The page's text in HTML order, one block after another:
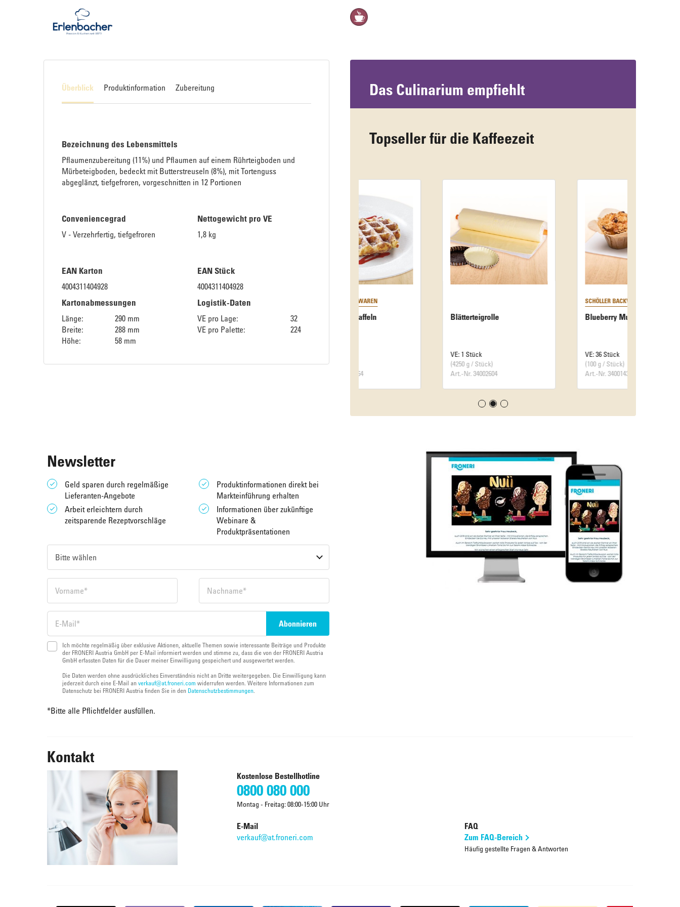
Überblick Produktinformation Zubereitung
Bezeichnung des Lebensmittels
Pflaumenzubereitung (11%) und Pflaumen auf einem Rührteigboden und
Mürbeteigboden, bedeckt mit Butterstreuseln (8%), mit Tortenguss
abgeglänzt, tiefgefroren, vorgeschnitten in 12 Portionen
Conveniencegrad
V - Verzehrfertig, tiefgefroren
Nettogewicht pro VE
1,8 kg
EAN Karton
4004311404928
EAN Stück
4004311404928
Kartonabmessungen
Länge:
290 mm
Breite:
288 mm
Höhe:
58 mm
Logistik-Daten
VE pro Lage:
32
VE pro Palette:
224
Das Culinarium empfiehlt
Topseller für die Kaffeezeit
Newsletter
Geld sparen durch regelmäßige
Lieferanten-Angebote
Produktinformationen direkt bei
Markteinführung erhalten
Arbeit erleichtern durch
zeitsparende Rezeptvorschläge
Informationen über zukünftige
Webinare &
Produktpräsentationen
Ich möchte regelmäßig über exklusive Aktionen, aktuelle Themen sowie interessante Beiträge und Produkte
der FRONERI Austria GmbH per E-Mail informiert werden und stimme zu, dass die von der FRONERI Austria
GmbH erfassten Daten für die Dauer meiner Einwilligung gespeichert und ausgewertet werden.
Die Daten werden ohne ausdrückliches Einverständnis nicht an Dritte weitergegeben. Die Einwilligung kann
jederzeit durch eine E-Mail an verkauf@at.froneri.com widerrufen werden. Weitere Informationen zum
Datenschutz bei FRONERI Austria finden Sie in den Datenschutzbestimmungen.
*Bitte alle Pflichtfelder ausfüllen.
Kontakt
Kostenlose Bestellhotline
0800 080 000
Montag - Freitag: 08:00-15:00 Uhr
E-Mail
verkauf@at.froneri.com
FAQ
Zum FAQ-Bereich
Häufig gestellte Fragen & Antworten